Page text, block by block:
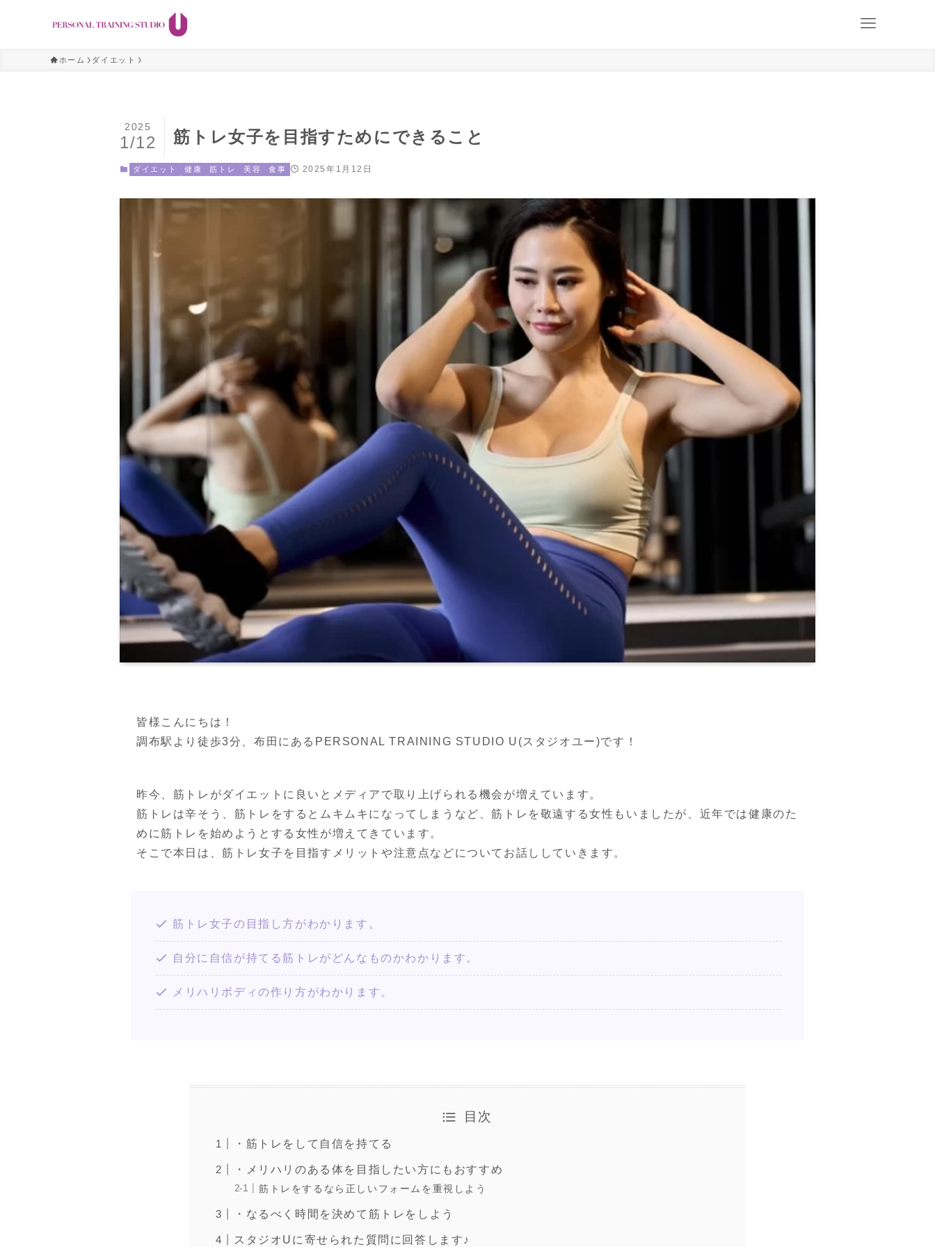
ホーム ダイエット
筋トレ女子を目指すためにできること
2025
1/12
ダイエット 健康 筋トレ 美容 食事 2025年1月12日
皆様こんにちは！
調布駅より徒歩3分、布田にあるPERSONAL TRAINING STUDIO U(スタジオユー)です！
昨今、筋トレがダイエットに良いとメディアで取り上げられる機会が増えています。
筋トレは辛そう、筋トレをするとムキムキになってしまうなど、筋トレを敬遠する女性もいましたが、近年では健康のた
めに筋トレを始めようとする女性が増えてきています。
そこで本日は、筋トレ女子を目指すメリットや注意点などについてお話ししていきます。
筋トレ女子の目指し方がわかります。
自分に自信が持てる筋トレがどんなものかわかります。
メリハリボディの作り方がわかります。
目次
・筋トレをして自信を持てる
・メリハリのある体を目指したい方にもおすすめ
筋トレをするなら正しいフォームを重視しよう
・なるべく時間を決めて筋トレをしよう
スタジオUに寄せられた質問に回答します♪